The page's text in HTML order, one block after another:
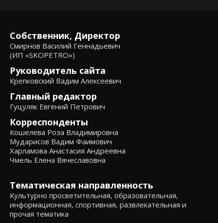
Собственник, Директор
Смирнов Василий Геннадьевич
(ИП «SKOPETRO»)
Руководитель сайта
Крепковский Вадим Алексеевич
Главный редактор
Гуцуляк Евгений Петрович
Корреспонденты
Кошелева Роза Владимировна
Мударисов Вадим Фаимович
Харламова Анастасия Андреевна
Чмель Елена Вячеславовна
Тематическая направленность
Культурно просветительная, образовательная,
информационная, спортивная, развлекательная и
прочая тематика